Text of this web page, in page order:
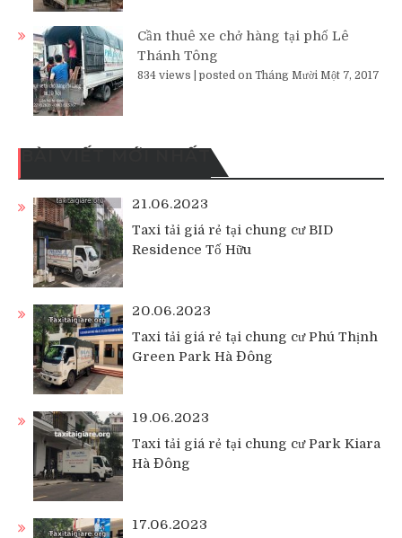
Cần thuê xe chở hàng tại phố Lê
Thánh Tông
834 views posted on Tháng Mười Một 7, 2017
BÀI VIẾT MỚI NHẤT
21.06.2023
Taxi tải giá rẻ tại chung cư BID
Residence Tố Hữu
20.06.2023
Taxi tải giá rẻ tại chung cư Phú Thịnh
Green Park Hà Đông
19.06.2023
Taxi tải giá rẻ tại chung cư Park Kiara
Hà Đông
17.06.2023